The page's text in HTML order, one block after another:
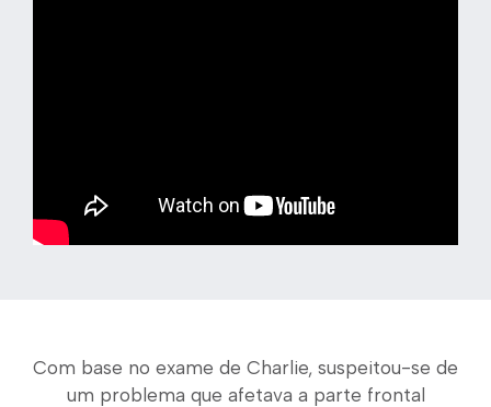
Com base no exame de Charlie, suspeitou-se de
um problema que afetava a parte frontal